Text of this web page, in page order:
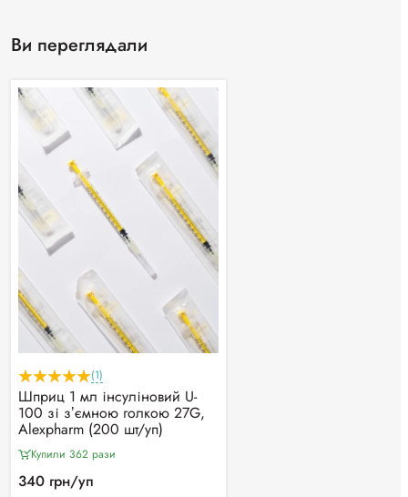
Ви переглядали
(1)
Шприц 1 мл інсуліновий U-
100 зі зʼємною голкою 27G,
Alexpharm (200 шт/уп)
Купили 362 рази
340 грн/уп